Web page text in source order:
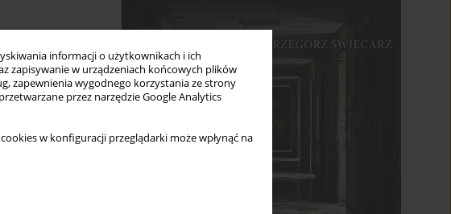
informacji o użytkownikach i ich
zapisywanie w urządzeniach końcowych plików
zapewnienia wygodnego korzystania ze strony
przez narzędzie Google Analytics
w konfiguracji przeglądarki może wpłynąć na